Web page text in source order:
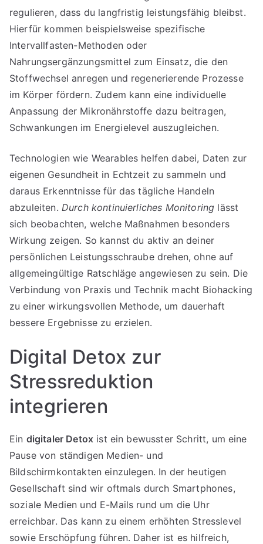
regulieren, dass du langfristig leistungsfähig bleibst.
Hierfür kommen beispielsweise spezifische
Intervallfasten-Methoden oder
Nahrungsergänzungsmittel zum Einsatz, die den
Stoffwechsel anregen und regenerierende Prozesse
im Körper fördern. Zudem kann eine individuelle
Anpassung der Mikronährstoffe dazu beitragen,
Schwankungen im Energielevel auszugleichen.
Technologien wie Wearables helfen dabei, Daten zur
eigenen Gesundheit in Echtzeit zu sammeln und
daraus Erkenntnisse für das tägliche Handeln
abzuleiten. Durch kontinuierliches Monitoring lässt
sich beobachten, welche Maßnahmen besonders
Wirkung zeigen. So kannst du aktiv an deiner
persönlichen Leistungsschraube drehen, ohne auf
allgemeingültige Ratschläge angewiesen zu sein. Die
Verbindung von Praxis und Technik macht Biohacking
zu einer wirkungsvollen Methode, um dauerhaft
bessere Ergebnisse zu erzielen.
Digital Detox zur
Stressreduktion
integrieren
Ein digitaler Detox ist ein bewusster Schritt, um eine
Pause von ständigen Medien- und
Bildschirmkontakten einzulegen. In der heutigen
Gesellschaft sind wir oftmals durch Smartphones,
soziale Medien und E-Mails rund um die Uhr
erreichbar. Das kann zu einem erhöhten Stresslevel
sowie Erschöpfung führen. Daher ist es hilfreich,